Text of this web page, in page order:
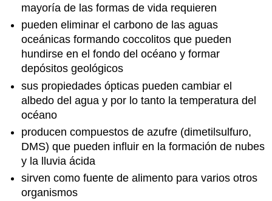
mayoría de las formas de vida requieren
pueden eliminar el carbono de las aguas
oceánicas formando coccolitos que pueden
hundirse en el fondo del océano y formar
depósitos geológicos
sus propiedades ópticas pueden cambiar el
albedo del agua y por lo tanto la temperatura del
océano
producen compuestos de azufre (dimetilsulfuro,
DMS) que pueden influir en la formación de nubes
y la lluvia ácida
sirven como fuente de alimento para varios otros
organismos